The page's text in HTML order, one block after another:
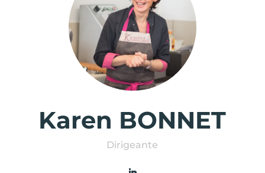
Karen BONNET
Dirigeante